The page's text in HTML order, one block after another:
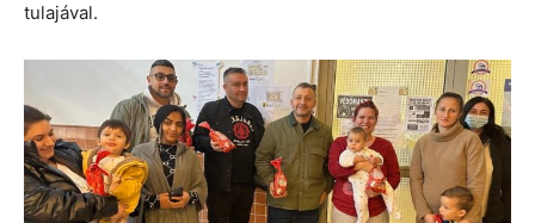
tulajával.